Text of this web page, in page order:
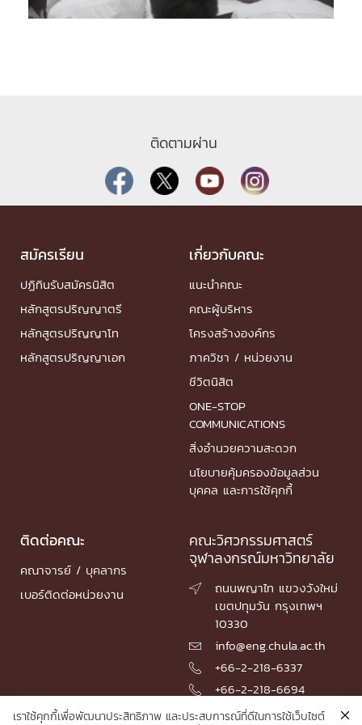
ติดตามผ่าน
สมัครเรียน
ปฏิทินรับสมัครนิสิต
หลักสูตรปริญญาตรี
หลักสูตรปริญญาโท
หลักสูตรปริญญาเอก
เกี่ยวกับคณะ
แนะนำคณะ
คณะผู้บริหาร
โครงสร้างองค์กร
ภาควิชา / หน่วยงาน
ชีวิตนิสิต
ONE-STOP
COMMUNICATIONS
สิ่งอำนวยความสะดวก
นโยบายคุ้มครองข้อมูลส่วน
บุคคล และการใช้คุกกี้
ติดต่อคณะ
คณาจารย์ / บุคลากร
เบอร์ติดต่อหน่วยงาน
คณะวิศวกรรมศาสตร์
จุฬาลงกรณ์มหาวิทยาลัย

ถนนพญาไท แขวงวังใหม่
เขตปทุมวัน กรุงเทพฯ
10330
 info@eng.chula.ac.th
 +66-2-218-6337
 +66-2-218-6694
เราใช้คุกกี้เพื่อพัฒนาประสิทธิภาพ และประสบการณ์ที่ดีในการใช้เว็บไซต์